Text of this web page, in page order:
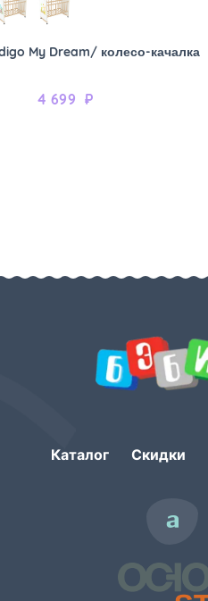
My Dream/ колесо-качалка
4 699 ₽
Каталог Скидки